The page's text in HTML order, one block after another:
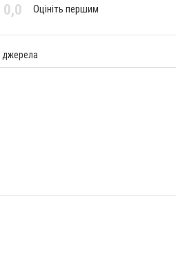
0,0 Оцініть першим
джерела